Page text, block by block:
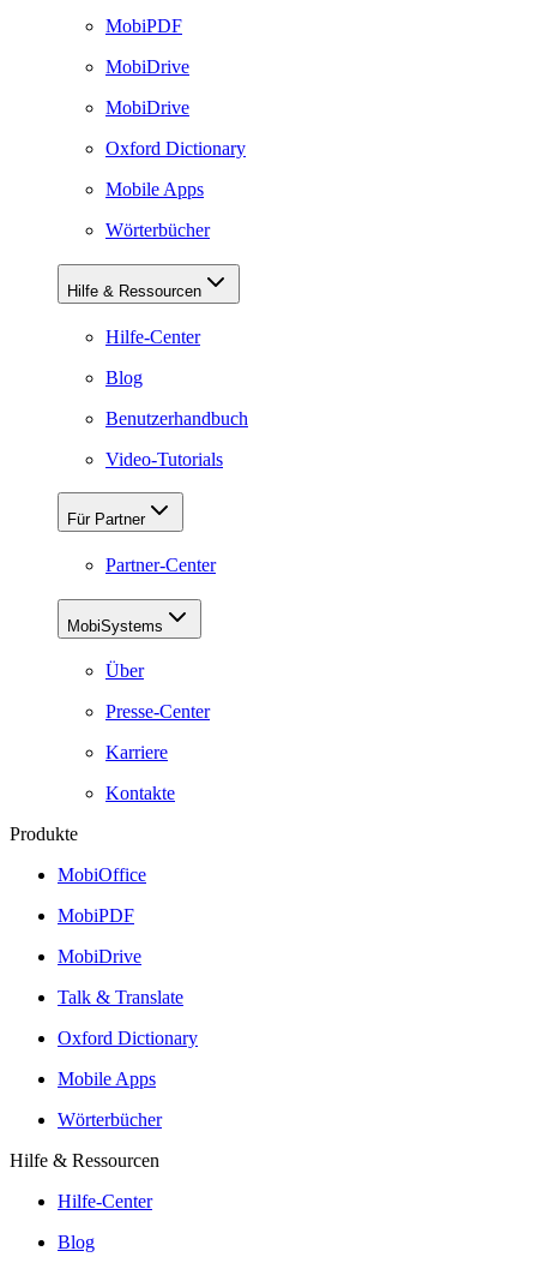
MobiPDF
MobiDrive
MobiDrive
Oxford Dictionary
Mobile Apps
Wörterbücher
Hilfe & Ressourcen
Hilfe-Center
Blog
Benutzerhandbuch
Video-Tutorials
Für Partner
Partner-Center
MobiSystems
Über
Presse-Center
Karriere
Kontakte
Produkte
MobiOffice
MobiPDF
MobiDrive
Talk & Translate
Oxford Dictionary
Mobile Apps
Wörterbücher
Hilfe & Ressourcen
Hilfe-Center
Blog